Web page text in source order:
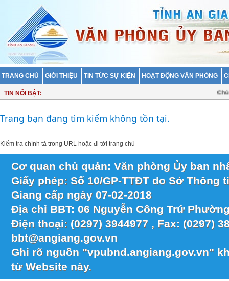
TRANG CHỦ GIỚI THIỆU TIN TỨC SỰ KIỆN HOẠT ĐỘNG VĂN PHÒNG
TIN NỔI BẬT: Chủ
Trang bạn đang tìm kiếm không tồn tại.
Kiểm tra chính tả trong URL hoặc đi tới trang chủ
Cơ quan chủ quản: Văn phòng Ủy ban
Giấy phép: Số 10/GP-TTĐT do Sở Thông
Giang cấp ngày 07-02-2018
Địa chỉ BBT: 06 Nguyễn Công Trứ
Điện thoại: (0297) 3944977 , Fax: (0297)
bbt@angiang.gov.vn
Ghi rõ nguồn "vpubnd.angiang.gov.vn"
từ Website này.